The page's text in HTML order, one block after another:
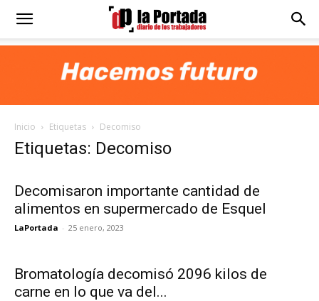
Diario
Portada
Inicio Etiquetas Decomiso
Etiquetas: Decomiso
Decomisaron importante cantidad de
alimentos en supermercado de Esquel
LaPortada - 25 enero, 2023
Bromatología decomisó 2096 kilos de
carne en lo que va del...